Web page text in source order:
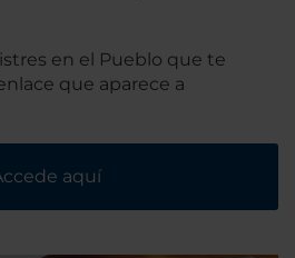
en el Pueblo que te
que aparece a
aquí